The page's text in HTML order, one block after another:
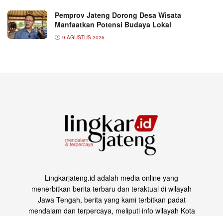
Pemprov Jateng Dorong Desa Wisata
Manfaatkan Potensi Budaya Lokal
9 AGUSTUS 2026
Lingkarjateng.id adalah media online yang
menerbitkan berita terbaru dan teraktual di wilayah
Jawa Tengah, berita yang kami terbitkan padat
mendalam dan terpercaya, meliputi info wilayah Kota